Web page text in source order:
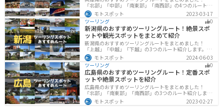
「北部」「中部」「南東部」「南西部」の4つのルート紹
介します。自然豊かな山を堪能できる北部と中部、街中
で海辺の南部と違った楽しみ方ができます。バイクで兵
庫県にツーリングに行く際は参考にしてください。
モトスポット
2023-03-17
ツーリング
0
新潟県のおすすめツーリングルート！絶景スポ
ットや観光スポットをまとめて紹介
新潟県のおすすめツーリングルートをまとめました！
「上越」「中越」「下越」の3つのルート紹介します。自
然豊かな山と海、グルメも充実しており、自然を満喫す
るツーリングができます。バイクで新潟県にツーリング
に行く際は参考にしてください。
モトスポット
2024-06-03
ツーリング
0
広島県のおすすめツーリングルート！定番スポ
ットや絶景スポットを紹介
広島県のおすすめツーリングルートをまとめました！
「北部」「南東部」「南西部」の3つのルート紹介しま
す。自然豊かな山と海だけでなく、歴史的価値のある建
造物も多数あるので、飽きることなくツーリングを堪能
モトスポット 2023-02-27